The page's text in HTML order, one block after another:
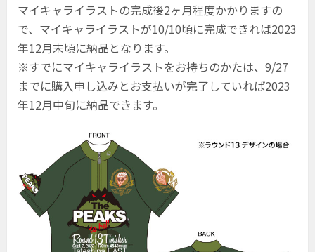
マイキャライラストの完成後2ヶ月程度かかりますの
で、マイキャライラストが10/10頃に完成できれば2023
年12月末頃に納品となります。
※すでにマイキャライラストをお持ちのかたは、9/27
までに購入申し込みとお支払いが完了していれば2023
年12月中旬に納品できます。